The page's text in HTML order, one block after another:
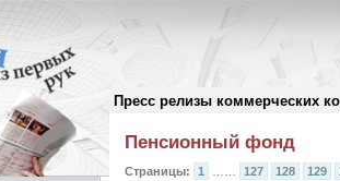
Пресс релизы коммерческих
Архив пресс-релизов//
Пенсионный фонд
Страницы: 1 127 128 129